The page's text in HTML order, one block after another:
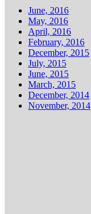
June, 2016
May, 2016
April, 2016
February, 2016
December, 2015
July, 2015
June, 2015
March, 2015
December, 2014
November, 2014